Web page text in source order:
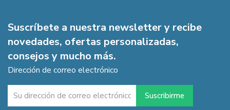
Suscríbete a nuestra newsletter y recibe
novedades, ofertas personalizadas,
consejos y mucho más.
Dirección de correo electrónico